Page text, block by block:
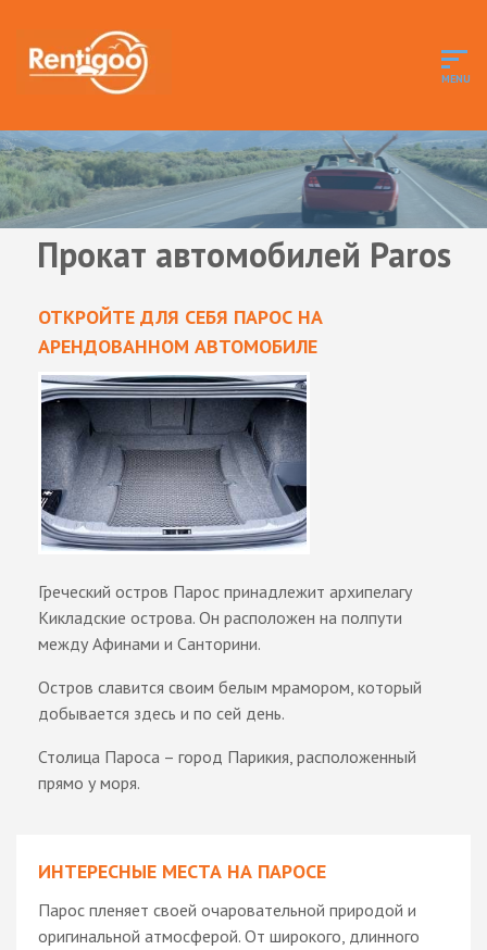
Прокат автомобилей Paros
ОТКРОЙТЕ ДЛЯ СЕБЯ ПАРОС НА
АРЕНДОВАННОМ АВТОМОБИЛЕ
Греческий остров Парос принадлежит архипелагу
Кикладские острова. Он расположен на полпути
между Афинами и Санторини.
Остров славится своим белым мрамором, который
добывается здесь и по сей день.
Столица Пароса – город Парикия, расположенный
прямо у моря.
ИНТЕРЕСНЫЕ МЕСТА НА ПАРОСЕ
Парос пленяет своей очаровательной природой и
оригинальной атмосферой. От широкого, длинного